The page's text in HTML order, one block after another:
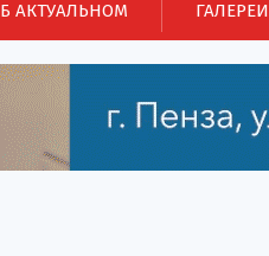
АКТУАЛЬНОМ ГАЛЕРЕИ